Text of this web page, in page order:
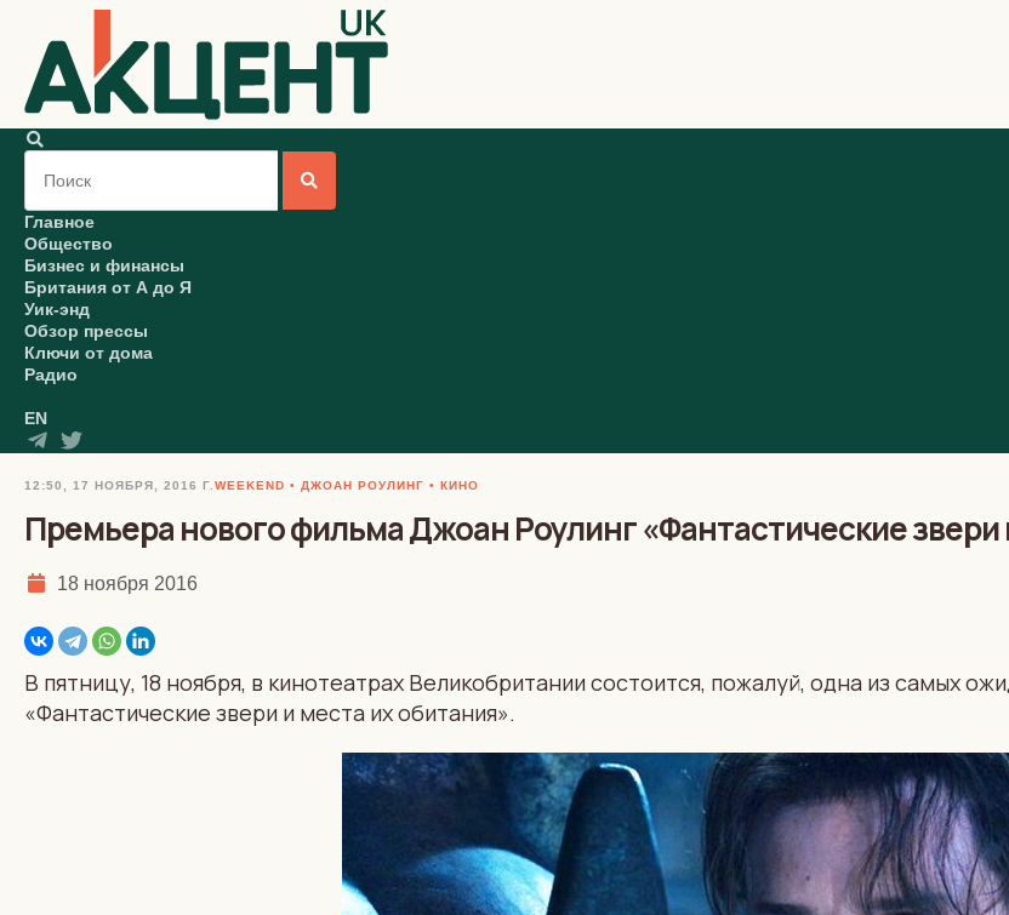
Главное
Общество
Бизнес и финансы
Британия от А до Я
Уик-энд
Обзор прессы
Ключи от дома
Радио
EN
12:50, 17 НОЯБРЯ, 2016 Г. WEEKEND ДЖОАН РОУЛИНГ КИНО
Премьера нового фильма Джоан Роулинг «Фантастические звери
18 ноября 2016
В пятницу, 18 ноября, в кинотеатрах Великобритании состоится, пожалуй, одна из самых
«Фантастические звери и места их обитания».